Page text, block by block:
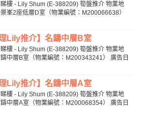
睇樓 - Lily Shum (E-388209) 筍盤推介 物業地
峯2座低層D室（物業編號：M200066638）
理Lily推介】名鑄中層B室
睇樓 - Lily Shum (E-388209) 筍盤推介 物業地
中層B室（物業編號：M200343241） 廣告日
理Lily推介】名鑄中層A室
睇樓 - Lily Shum (E-388209) 筍盤推介 物業地
中層A室（物業編號：M200068354） 廣告日